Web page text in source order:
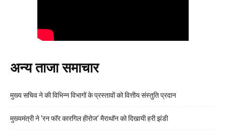
अन्य ताजा समाचार
मुख्य सचिव ने की विभिन्न विभागों के प्रस्तावों को वित्तीय संस्तुति प्रदान
मुख्यमंत्री ने ‘रन फॉर कारगिल हीरोज’ मैराथॉन को दिखायी हरी झंडी